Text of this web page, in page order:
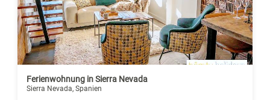
Ferienwohnung in Sierra Nevada
Sierra Nevada, Spanien